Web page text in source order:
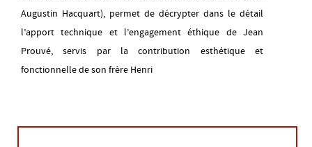
Augustin Hacquart), permet de décrypter dans le détail
l’apport technique et l’engagement éthique de Jean
Prouvé, servis par la contribution esthétique et
fonctionnelle de son frère Henri